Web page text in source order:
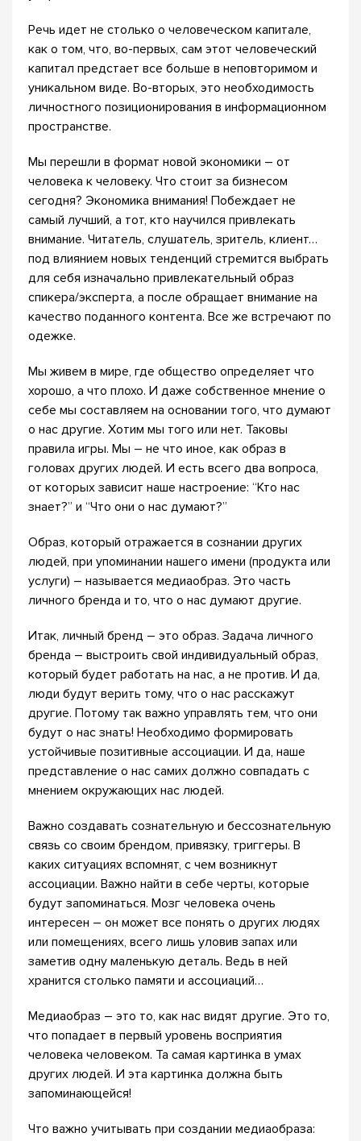
Речь идет не столько о человеческом капитале,
как о том, что, во-первых, сам этот человеческий
капитал предстает все больше в неповторимом и
уникальном виде. Во-вторых, это необходимость
личностного позиционирования в информационном
пространстве.
Мы перешли в формат новой экономики – от
человека к человеку. Что стоит за бизнесом
сегодня? Экономика внимания! Побеждает не
самый лучший, а тот, кто научился привлекать
внимание. Читатель, слушатель, зритель, клиент…
под влиянием новых тенденций стремится выбрать
для себя изначально привлекательный образ
спикера/эксперта, а после обращает внимание на
качество поданного контента. Все же встречают по
одежке.
Мы живем в мире, где общество определяет что
хорошо, а что плохо. И даже собственное мнение о
себе мы составляем на основании того, что думают
о нас другие. Хотим мы того или нет. Таковы
правила игры. Мы – не что иное, как образ в
головах других людей. И есть всего два вопроса,
от которых зависит наше настроение: “Кто нас
знает?” и “Что они о нас думают?”
Образ, который отражается в сознании других
людей, при упоминании нашего имени (продукта или
услуги) – называется медиаобраз. Это часть
личного бренда и то, что о нас думают другие.
Итак, личный бренд – это образ. Задача личного
бренда – выстроить свой индивидуальный образ,
который будет работать на нас, а не против. И да,
люди будут верить тому, что о нас расскажут
другие. Потому так важно управлять тем, что они
будут о нас знать! Необходимо формировать
устойчивые позитивные ассоциации. И да, наше
представление о нас самих должно совпадать с
мнением окружающих нас людей.
Важно создавать сознательную и бессознательную
связь со своим брендом, привязку, триггеры. В
каких ситуациях вспомнят, с чем возникнут
ассоциации. Важно найти в себе черты, которые
будут запоминаться. Мозг человека очень
интересен – он может все понять о других людях
или помещениях, всего лишь уловив запах или
заметив одну маленькую деталь. Ведь в ней
хранится столько памяти и ассоциаций…
Медиаобраз – это то, как нас видят другие. Это то,
что попадает в первый уровень восприятия
человека человеком. Та самая картинка в умах
других людей. И эта картинка должна быть
запоминающейся!
Что важно учитывать при создании медиаобраза: